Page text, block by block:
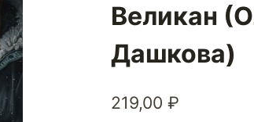
Великан
Дашкова)
219,00 ₽